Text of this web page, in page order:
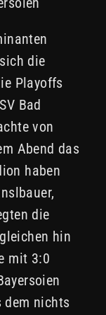
die
Playoffs
Bad
von
Abend das
haben
die
hin
mit 3:0
dem nichts